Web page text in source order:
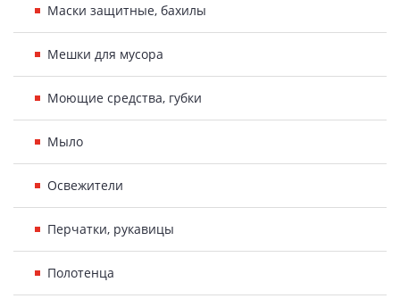
Маски защитные, бахилы
Мешки для мусора
Моющие средства, губки
Мыло
Освежители
Перчатки, рукавицы
Полотенца